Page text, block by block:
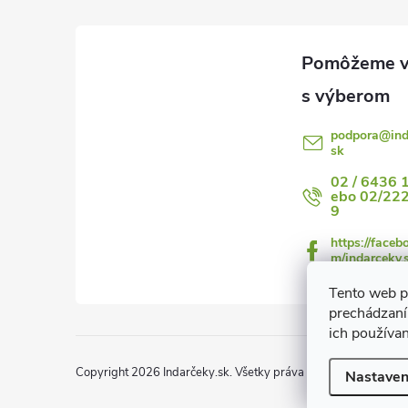
Tento web
ich
podpora@
sk
02 / 6436
ebo 02/
9
https://
m/
Copyright 2026 Indarčeky.sk. Všetky práva vyhradené.Upraviť